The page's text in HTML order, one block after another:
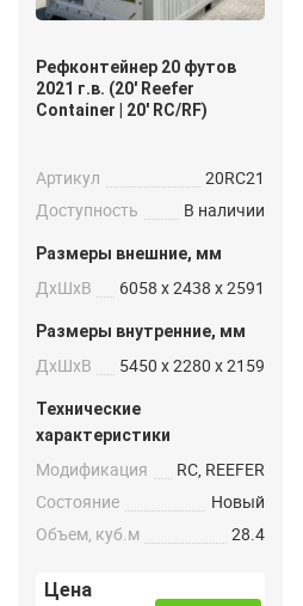
Рефконтейнер 20 футов
2021 г.в. (20′ Reefer
Container | 20′ RC/RF)
Артикул
20RC21
Доступность
В наличии
Размеры внешние, мм
ДxШxВ 6058 x 2438 x 2591
Размеры внутренние, мм
ДxШxВ 5450 x 2280 x 2159
Технические
характеристики
Модификация
RC, REEFER
Состояние
Новый
Объем, куб.м
28.4
Цена